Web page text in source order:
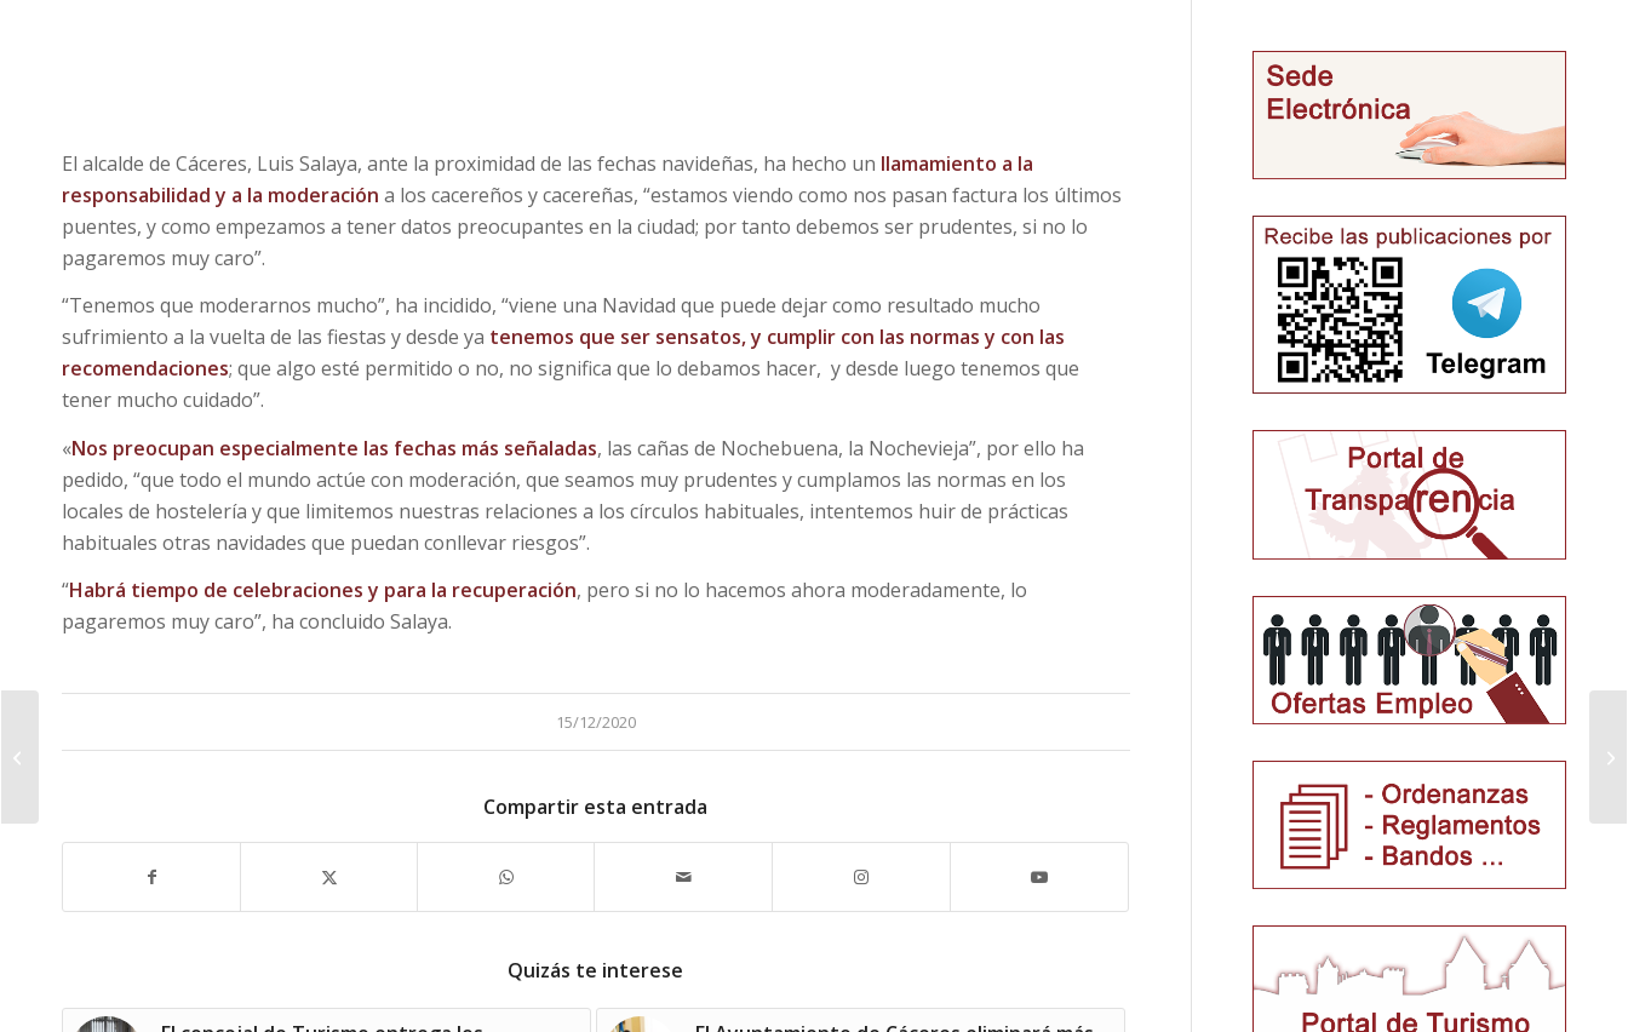
El alcalde de Cáceres, Luis Salaya, ante la proximidad de las fechas navideñas, ha hecho un llamamiento a la
responsabilidad y a la moderación a los cacereños y cacereñas, “estamos viendo como nos pasan factura los últimos
puentes, y como empezamos a tener datos preocupantes en la ciudad; por tanto debemos ser prudentes, si no lo
pagaremos muy caro”.
“Tenemos que moderarnos mucho”, ha incidido, “viene una Navidad que puede dejar como resultado mucho
sufrimiento a la vuelta de las fiestas y desde ya tenemos que ser sensatos, y cumplir con las normas y con las
recomendaciones; que algo esté permitido o no, no significa que lo debamos hacer, y desde luego tenemos que
tener mucho cuidado”.
«Nos preocupan especialmente las fechas más señaladas, las cañas de Nochebuena, la Nochevieja”, por ello ha
pedido, “que todo el mundo actúe con moderación, que seamos muy prudentes y cumplamos las normas en los
locales de hostelería y que limitemos nuestras relaciones a los círculos habituales, intentemos huir de prácticas
habituales otras navidades que puedan conllevar riesgos”.
“Habrá tiempo de celebraciones y para la recuperación, pero si no lo hacemos ahora moderadamente, lo
pagaremos muy caro”, ha concluido Salaya.
15/12/2020
Compartir esta entrada
Quizás te interese
Cáceres no autorizará